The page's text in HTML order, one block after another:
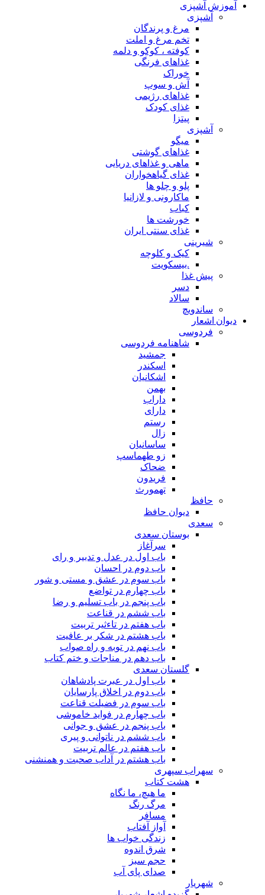
آموزش آشپزی
آشپزی
مرغ و پرندگان
تخم مرغ و املت
کوفته ، کوکو و دلمه
غذاهای فرنگی
خوراک
آش و سوپ
غذاهای رژیمی
غذای کودک
پیتزا
آشپزی
میگو
غذاهای گوشتی
ماهی و غذاهای دریایی
غذای گیاهخواران
پلو و چلو ها
ماکارونی و لازانیا
کباب
خورشت ها
غذای سنتی ایران
شیرینی
کیک و کلوچه
.بیسکویت
پیش غذا
دسر
سالاد
ساندویچ
دیوان اشعار
فردوسی
شاهنامه فردوسی
جمشید
اسکندر
اشکانیان
بهمن
داراب
دارای
رستم
زال
ساسانیان
زو طهماسپ‏
ضحاک
فریدون
تهمورث
حافظ
دیوان حافظ
سعدی
بوستان سعدی
سرآغاز
باب اول در عدل و تدبیر و رای
باب دوم در احسان
باب سوم در عشق و مستی و شور
باب چهارم در تواضع
باب پنجم در باب تسلیم و رضا
باب ششم در قناعت
باب هفتم در تاءثیر تربیت
باب هشتم در شکر بر عافیت
باب نهم در توبه و راه صواب
باب دهم در مناجات و ختم کتاب
گلستان سعدی
باب اول در عبرت پادشاهان
باب دوم در اخلاق پارسایان
باب سوم در فضیلت قناعت
باب چهارم در فواید خاموشى
باب پنجم در عشق و جوانى
باب ششم در ناتوانى و پیرى
باب هفتم در عالم تربیت
باب هشتم در آداب صحبت و همنشنى
سهراب سپهری
هشت کتاب
ما هیچ، ما نگاه
مرگ رنگ
مسافر
آواز آفتاب
زندگی خواب ها
شرق اندوه
حجم سبز
صدای پای آب
شهریار